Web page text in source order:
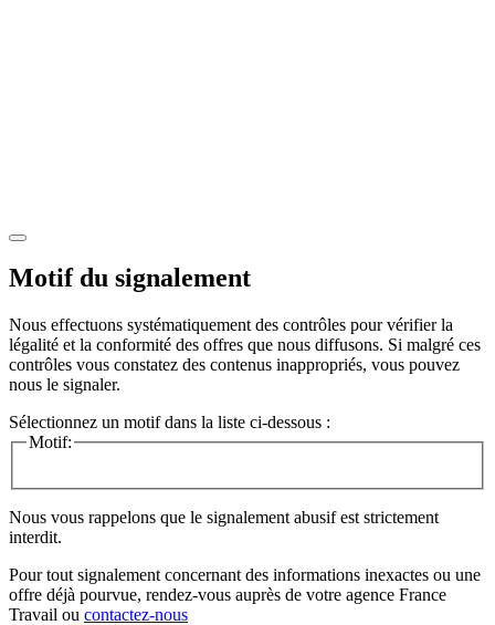
Motif du signalement
Nous effectuons systématiquement des contrôles pour vérifier la
légalité et la conformité des offres que nous diffusons. Si malgré ces
contrôles vous constatez des contenus inappropriés, vous pouvez
nous le signaler.
Sélectionnez un motif dans la liste ci-dessous :
Motif:
Nous vous rappelons que le signalement abusif est strictement
interdit.
Pour tout signalement concernant des informations inexactes ou une
offre déjà pourvue, rendez-vous auprès de votre agence France
Travail ou contactez-nous